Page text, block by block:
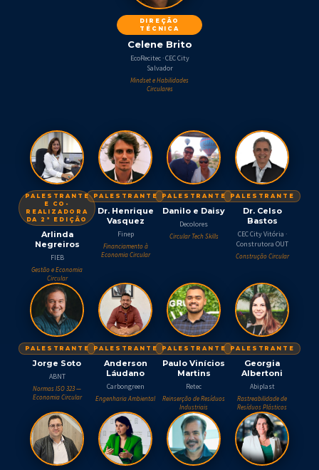
DIREÇÃO
TÉCNICA
Celene Brito
EcoRecitec · CEC City
Salvador
Mindset e Habilidades
Circulares
PALESTRANTE
E CO-
REALIZADORA
DA 2ª EDIÇÃO
Arlinda
Negreiros
FIEB
Gestão e Economia
Circular
PALESTRANTE
Dr. Henrique
Vasquez
Finep
Financiamento à
Economia Circular
PALESTRANTE
Danilo e Daisy
Decolores
Circular Tech Skills
PALESTRANTE
Dr. Celso
Bastos
CEC City Vitória ·
Construtora OUT
Construção Circular
PALESTRANTE
Jorge Soto
ABNT
Normas ISO 323 —
Economia Circular
PALESTRANTE
Anderson
Láudano
Carbongreen
Engenharia Ambiental
PALESTRANTE
Paulo Vinícios
Martins
Retec
Reinserção de Resíduos
Industriais
PALESTRANTE
Georgia
Albertoni
Abiplast
Rastreabilidade de
Resíduos Plásticos